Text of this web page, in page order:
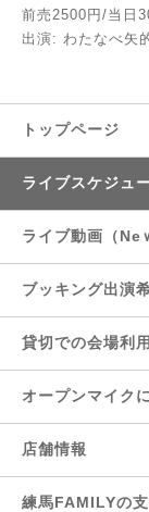
前売2500円/当日
出演: わたなべ矢
トップページ
ライブスケジュ
ライブ動画（Ne
ブッキング出演
貸切での会場利
オープンマイク
店舗情報
練馬FAMILYの支